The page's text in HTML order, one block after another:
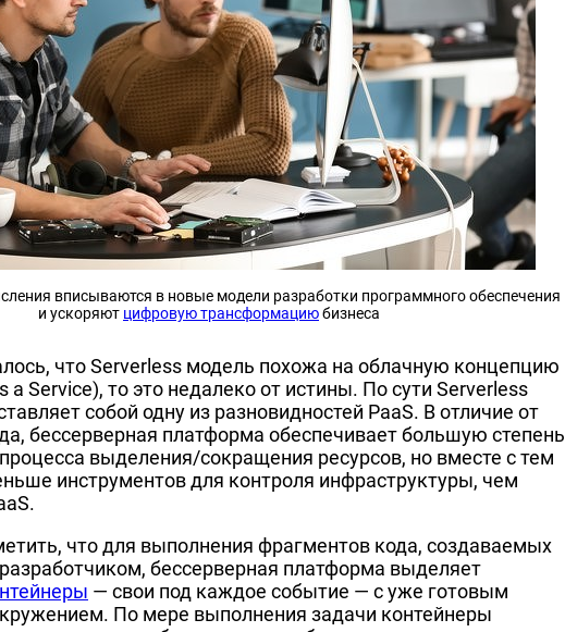
вписываются в новые модели разработки программного обеспечения
и ускоряют цифровую трансформациюбизнеса
что Serverless модель похожа на облачную концепцию
a Service), то это недалеко от истины. По сути Serverless
собой одну из разновидностей PaaS. В отличие от
бессерверная платформа обеспечивает большую степень
процесса выделения/сокращения ресурсов, но вместе с тем
инструментов для контроля инфраструктуры, чем
что для выполнения фрагментов кода, создаваемых
бессерверная платформа выделяет
— свои под каждое событие — с уже готовым
По мере выполнения задачи контейнеры